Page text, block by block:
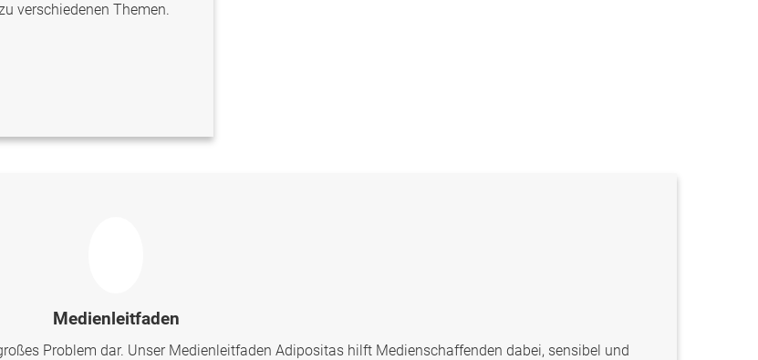
verschiedenen Themen.
Medienleitfaden
Problem dar. Unser Medienleitfaden Adipositas hilft Medienschaffenden dabei, sensibel und